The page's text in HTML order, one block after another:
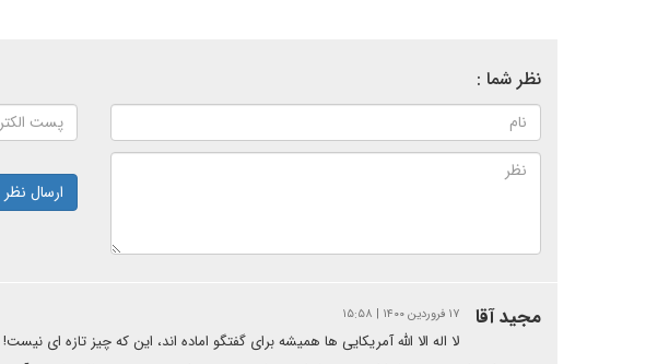
نظر شما :
ارسال نظر
مجید آقا ۱۷ فروردین ۱۴۰۰ | ۱۵:۵۸
لا اله الا الله آمریکایی ها همیشه برای گفتگو اماده اند، این که چیز تازه ای